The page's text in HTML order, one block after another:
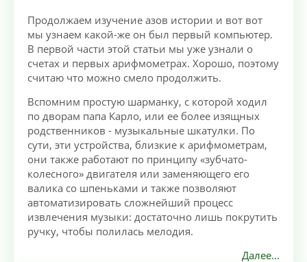
Продолжаем изучение азов истории и вот вот
мы узнаем какой-же он был первый компьютер.
В первой части этой статьи мы уже узнали о
счетах и первых арифмометрах. Хорошо, поэтому
считаю что можно смело продолжить.
Вспомним простую шарманку, с которой ходил
по дворам папа Карло, или ее более изящных
родственников - музыкальные шкатулки. По
сути, эти устройства, близкие к арифмометрам,
они также работают по принципу «зубчато-
колесного» двигателя или заменяющего его
валика со шпеньками и также позволяют
автоматизировать сложнейший процесс
извлечения музыки: достаточно лишь покрутить
ручку, чтобы полилась мелодия.
Далее...